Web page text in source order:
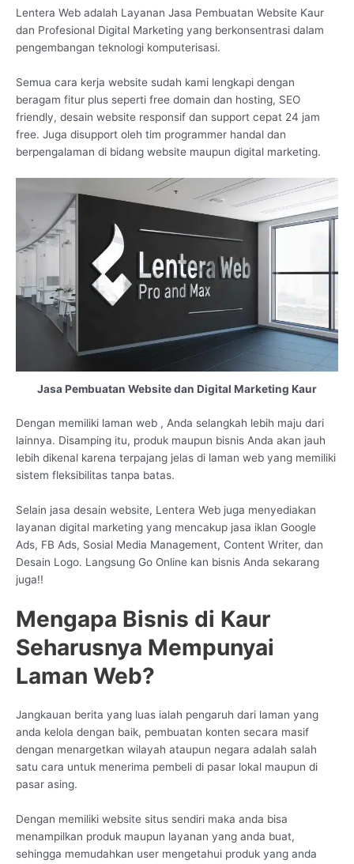
Lentera Web adalah Layanan Jasa Pembuatan Website Kaur
dan Profesional Digital Marketing yang berkonsentrasi dalam
pengembangan teknologi komputerisasi.
Semua cara kerja website sudah kami lengkapi dengan
beragam fitur plus seperti free domain dan hosting, SEO
friendly, desain website responsif dan support cepat 24 jam
free. Juga disupport oleh tim programmer handal dan
berpengalaman di bidang website maupun digital marketing.
Jasa Pembuatan Website dan Digital Marketing Kaur
Dengan memiliki laman web , Anda selangkah lebih maju dari
lainnya. Disamping itu, produk maupun bisnis Anda akan jauh
lebih dikenal karena terpajang jelas di laman web yang memiliki
sistem fleksibilitas tanpa batas.
Selain jasa desain website, Lentera Web juga menyediakan
layanan digital marketing yang mencakup jasa iklan Google
Ads, FB Ads, Sosial Media Management, Content Writer, dan
Desain Logo. Langsung Go Online kan bisnis Anda sekarang
juga!!
Mengapa Bisnis di Kaur
Seharusnya Mempunyai
Laman Web?
Jangkauan berita yang luas ialah pengaruh dari laman yang
anda kelola dengan baik, pembuatan konten secara masif
dengan menargetkan wilayah ataupun negara adalah salah
satu cara untuk menerima pembeli di pasar lokal maupun di
pasar asing.
Dengan memiliki website situs sendiri maka anda bisa
menampilkan produk maupun layanan yang anda buat,
sehingga memudahkan user mengetahui produk yang anda